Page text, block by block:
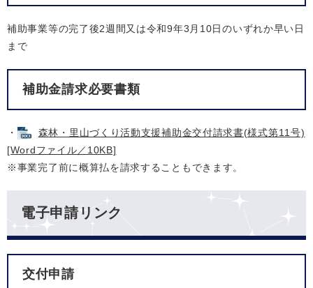
補助事業等の完了後2週間又は令和9年3月10日のいずれか早い日
まで
補助金請求必要書類
・
森林・里山づくり活動支援補助金交付請求書(様式第11号)
[Wordファイル／10KB]
※事業完了前に概算払を請求することもできます。
電子申請リンク
交付申請